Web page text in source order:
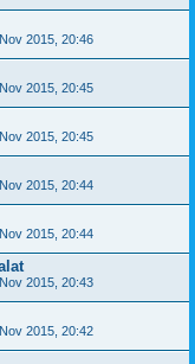
2015, 20:46
2015, 20:45
2015, 20:45
2015, 20:44
2015, 20:44
2015, 20:43
2015, 20:42